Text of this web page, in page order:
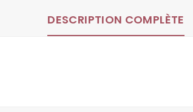
DESCRIPTION COMPLÈTE